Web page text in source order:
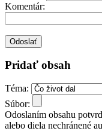
Komentár:
Pridať obsah
Téma:
Súbor:
Odoslaním obsahu
alebo diela nechránené